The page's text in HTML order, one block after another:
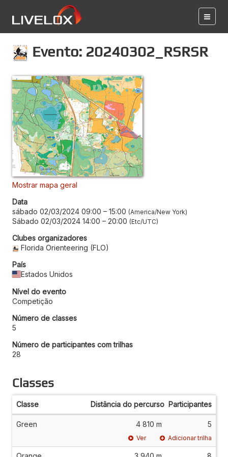
Evento: 20240302_RSRSR
Mostrar mapa geral
Data
sábado 02/03/2024 09:00 – 15:00 America/New York
Sábado 02/03/2024 14:00 – 20:00 Etc/UTC
Clubes organizadores
Florida Orienteering (FLO)
País
Estados Unidos
Nível do evento
Competição
Número de classes
5
Número de participantes com trilhas
28
Classes
Classe Distância do percurso Participantes
Green 4 810 m 5
Ver Adicionar trilha